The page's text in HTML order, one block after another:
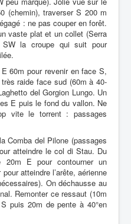
(chemin), traverser S 200 m
: ne pas couper en forêt.
vaste plat et un collet (Serra
la croupe qui suit pour
60m pour revenir en face S,
raide face sud (60m à 40-
del Gorgion Lungo. Un
E puis le fond du vallon. Ne
vite le torrent : passages
Comba del Pilone (passages
atteindre le col di Stau. Du
20m E pour contourner un
atteindre l’arête, aérienne
On déchausse au
Remonter ce ressaut (10m
puis 20m de pente à 40°en